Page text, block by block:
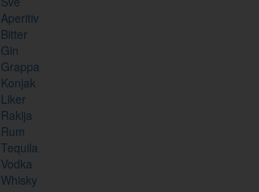
Aperitiv
Bitter
Gin
Grappa
Konjak
Liker
Rakija
Rum
Tequila
Vodka
Whisky